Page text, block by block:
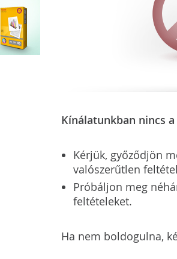
Kínálatunkban nincs
Kérjük, győződjön
valószerűtlen
Próbáljon meg
feltételeket.
Ha nem boldogulna,